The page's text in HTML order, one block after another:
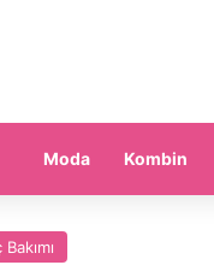
Moda Kombin
Bakımı